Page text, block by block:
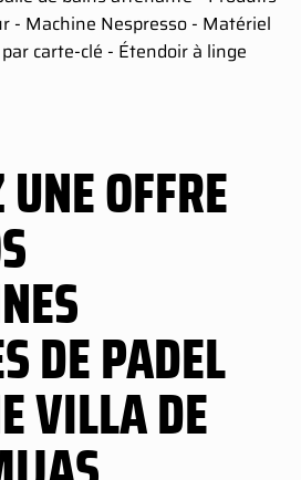
- Machine Nespresso - Matériel
carte-clé - Étendoir à linge
OFFRE
DE PADEL
VILLA DE